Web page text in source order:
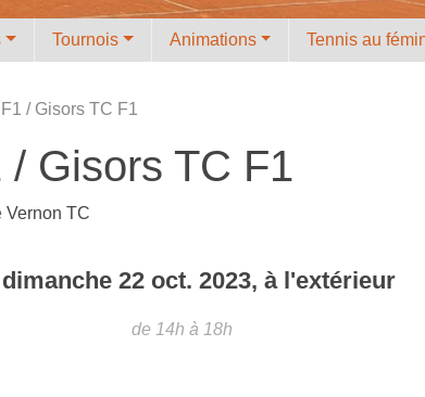
Tournois Animations Tennis au
/ Gisors TC F1
Gisors TC F1
Vernon TC
dimanche 22 oct. 2023, à l'extérieur
de 14h à 18h